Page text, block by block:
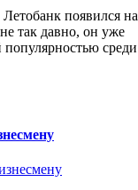
появился на
так давно, он уже
популярностью среди